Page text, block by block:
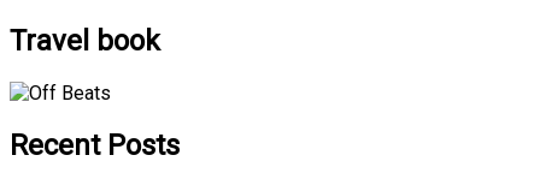
Travel book
Recent Posts